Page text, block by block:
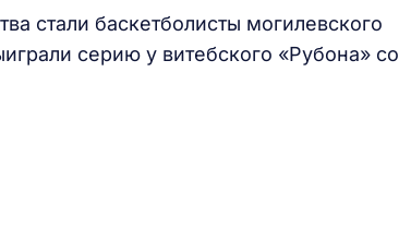
стали баскетболисты могилевского
серию у витебского «Рубона» со